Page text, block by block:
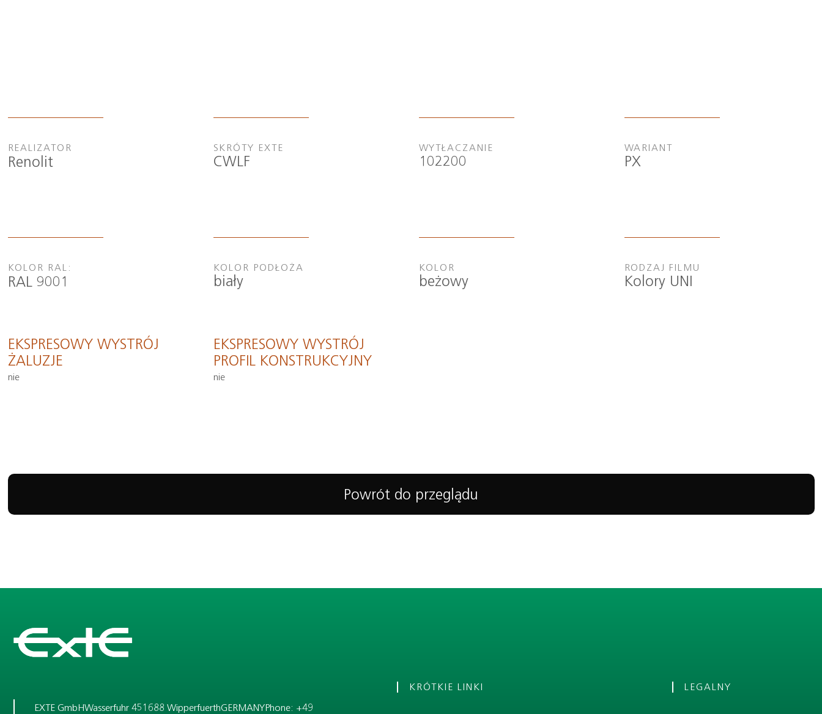
REALIZATOR
Renolit
SKRÓTY EXTE
CWLF
WYTŁACZANIE
102200
WARIANT
PX
KOLOR RAL:
RAL 9001
KOLOR PODŁOŻA
biały
KOLOR
beżowy
RODZAJ FILMU
Kolory UNI
EKSPRESOWY WYSTRÓJ
ŻALUZJE
nie
EKSPRESOWY WYSTRÓJ
PROFIL KONSTRUKCYJNY
nie
Powrót do przeglądu
EXTE GmbHWasserfuhr 451688 WipperfuerthGERMANYPhone: +49
KRÓTKIE LINKI LEGALNY